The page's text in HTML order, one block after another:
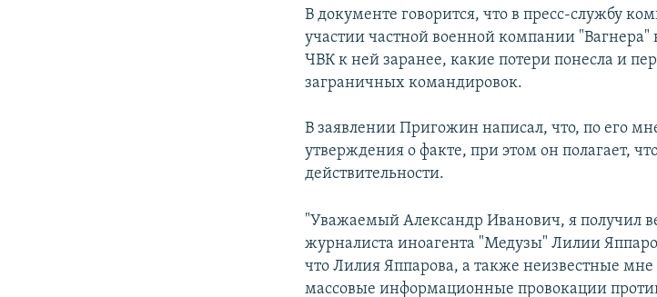
В документе говорится, что в пресс-службу
участии частной военной компании "Вагнера"
ЧВК к ней заранее, какие потери понесла и
заграничных командировок.
В заявлении Пригожин написал, что, по его
утверждения о факте, при этом он полагает,
действительности.
"Уважаемый Александр Иванович, я получил
журналиста иноагента "Медузы" Лилии
что Лилия Яппарова, а также неизвестные
массовые информационные провокации